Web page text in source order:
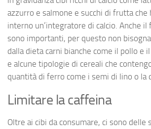
azzurro e salmone e succhi di frutta che
interno un’integratore di calcio. Anche
sono importanti, per questo non
dalla dieta carni bianche come il pollo e
e alcune tipologie di cereali che
quantità di ferro come i semi di lino o la
Limitare la caffeina
Oltre ai cibi da consumare, ci sono delle